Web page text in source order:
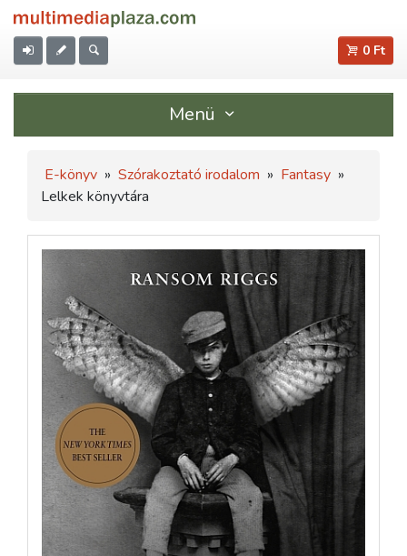
0 Ft
Menü
E-könyv » Szórakoztató irodalom » Fantasy »
Lelkek könyvtára